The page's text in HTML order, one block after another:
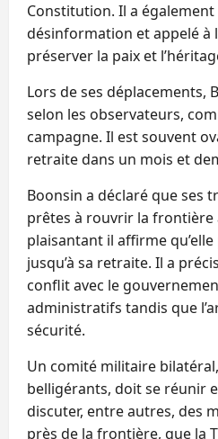
Constitution. Il a
désinformation et appelé à
préserver la paix et
Lors de ses déplacements,
selon les observateurs,
campagne. Il est souvent
retraite dans un mois et
Boonsin a déclaré que ses
prêtes à rouvrir la frontière
plaisantant il affirme
jusqu’à sa retraite. Il a
conflit avec le
administratifs tandis que
sécurité.
Un comité militaire
belligérants, doit se réunir
discuter, entre autres, des
près de la frontière, que la